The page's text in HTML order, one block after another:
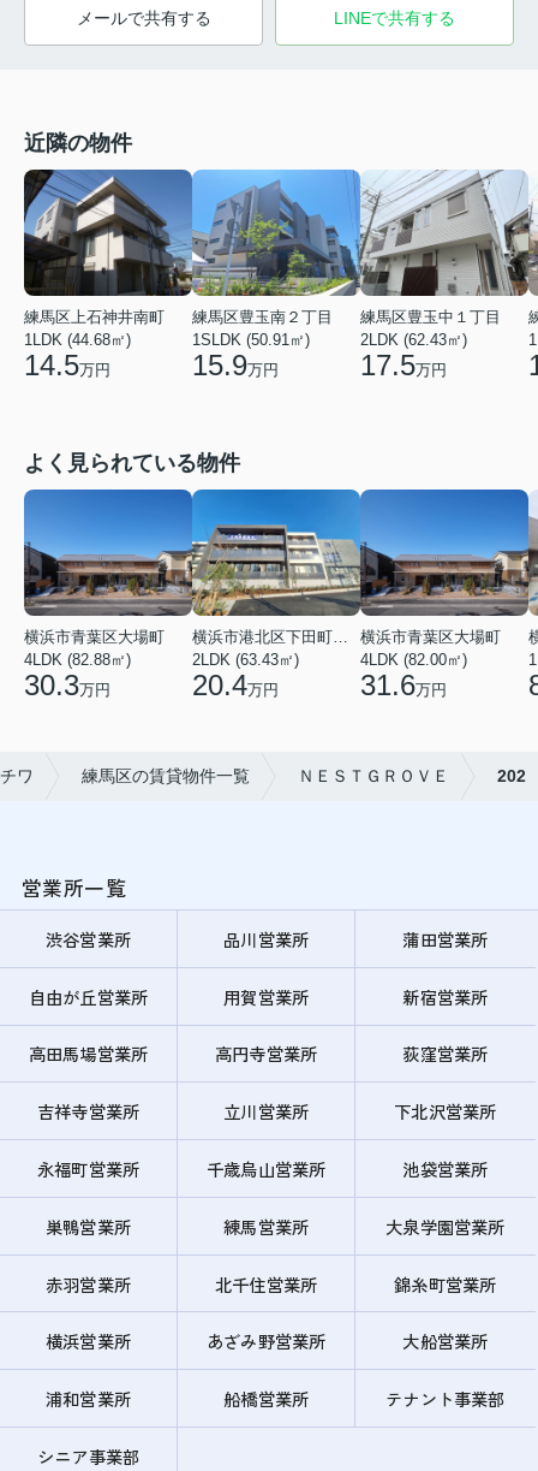
メールで共有する LINEで共有する
近隣の物件
練馬区上石神井南町
1LDK (44.68㎡)
14.5万円
練馬区豊玉南２丁目
1SLDK (50.91㎡)
15.9万円
練馬区豊玉中１丁目
2LDK (62.43㎡)
17.5万円
よく見られている物件
横浜市青葉区大場町
4LDK (82.88㎡)
30.3万円
横浜市港北区下田町２丁目
2LDK (63.43㎡)
20.4万円
横浜市青葉区大場町
4LDK (82.00㎡)
31.6万円
ワ 練馬区の賃貸物件一覧 ＮＥＳＴＧＲＯＶＥ 202
営業所一覧
渋谷営業所 品川営業所 蒲田営業所
自由が丘営業所 用賀営業所 新宿営業所
高田馬場営業所 高円寺営業所 荻窪営業所
吉祥寺営業所 立川営業所 下北沢営業所
永福町営業所 千歳烏山営業所 池袋営業所
巣鴨営業所 練馬営業所 大泉学園営業所
赤羽営業所 北千住営業所 錦糸町営業所
横浜営業所 あざみ野営業所 大船営業所
浦和営業所 船橋営業所 テナント事業部
シニア事業部